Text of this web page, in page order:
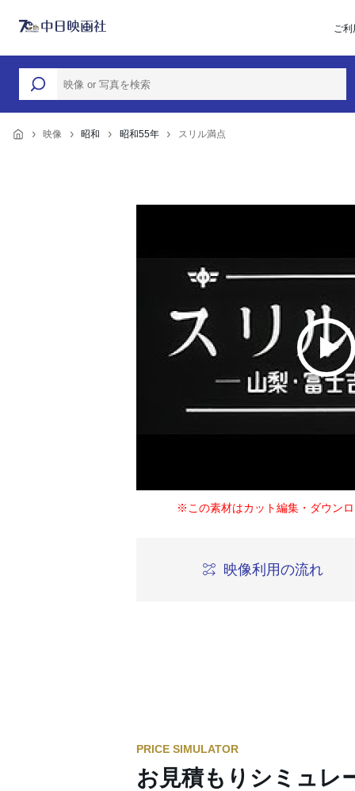
ご
映像 昭和 昭和55年 スリル満点
※この素材はカット編集・ダウン
映像利用の流れ
PRICE SIMULATOR
お見積もりシミュレ